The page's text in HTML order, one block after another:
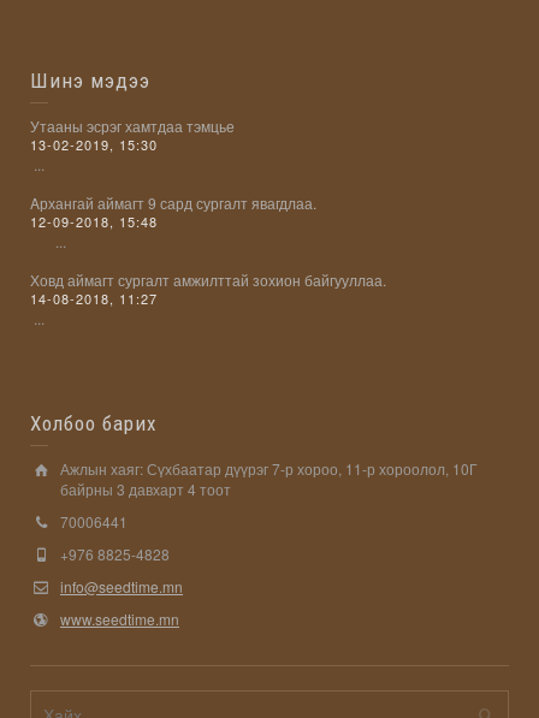
Шинэ мэдээ
Утааны эсрэг хамтдаа тэмцье
13-02-2019, 15:30
...
Aрхангай аймагт 9 сард сургалт явагдлаа.
12-09-2018, 15:48
...
Ховд аймагт сургалт амжилттай зохион байгууллаа.
14-08-2018, 11:27
...
Холбоо барих
Ажлын хаяг: Сүхбаатар дүүрэг 7-р хороо, 11-р хороолол, 10Г
байрны 3 давхарт 4 тоот
70006441
+976 8825-4828
info@seedtime.mn
www.seedtime.mn